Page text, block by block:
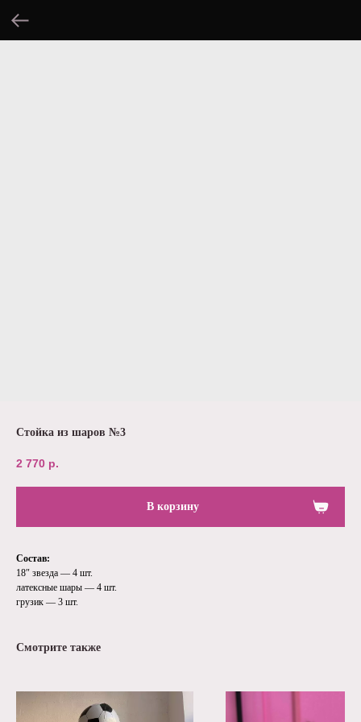
Стойка из шаров №3
2 770 р.
В корзину
Состав:
18″ звезда — 4 шт.
латексные шары — 4 шт.
грузик — 3 шт.
Смотрите также